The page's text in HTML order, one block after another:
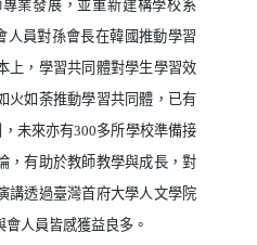
業發展，並重新建構學校系
人員對孫會長在韓國推動學習
上，學習共同體對學生學習效
火如荼推動學習共同體，已有
未來亦有300多所學校準備接
，有助於教師教學與成長，對
講透過臺灣首府大學人文學院
人員皆感獲益良多。